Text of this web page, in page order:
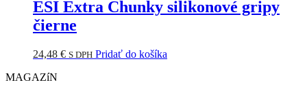
ESI Extra Chunky silikonové gripy
čierne
24,48 € S DPH Pridať do košíka
MAGAZíN